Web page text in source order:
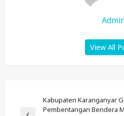
View All
Kabupaten Karanganyar
Pembentangan Bendera